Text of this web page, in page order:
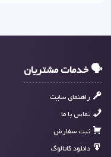
🗣 خدمات مشتریان
راهنمای سایت
تماس با ما
ثبت سفارش
دانلود کاتالوگ